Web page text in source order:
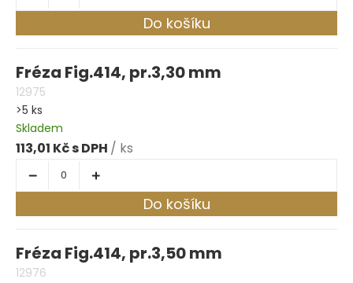
Do košíku
Fréza Fig.414, pr.3,30 mm
12975
>5 ks
Skladem
113,01 Kč / ks
Do košíku
Fréza Fig.414, pr.3,50 mm
12976